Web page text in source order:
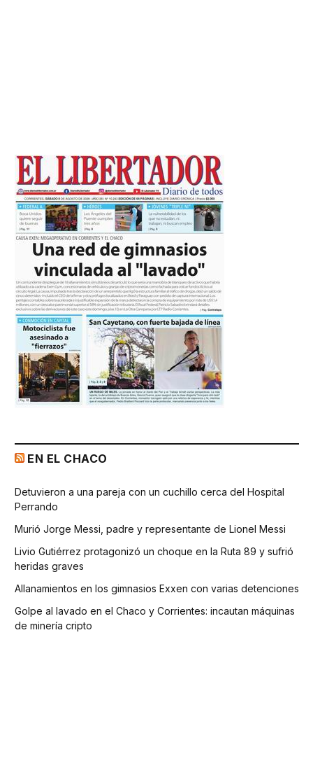
EN EL CHACO
Detuvieron a una pareja con un cuchillo cerca del Hospital
Perrando
Murió Jorge Messi, padre y representante de Lionel Messi
Livio Gutiérrez protagonizó un choque en la Ruta 89 y sufrió
heridas graves
Allanamientos en los gimnasios Exxen con varias detenciones
Golpe al lavado en el Chaco y Corrientes: incautan máquinas
de minería cripto